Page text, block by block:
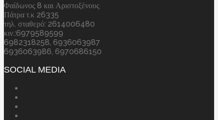
Φαίδωνος 8 και Αριστοξένους
Πάτρα τ.κ 26335
τηλ. σταθερό: 2614006480
κιν.:6979589599
6982318258, 6936063987
6936063986, 6970686150
SOCIAL MEDIA